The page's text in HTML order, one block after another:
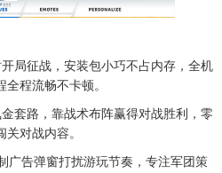
征战，安装包小巧不占内存，全机
程流畅不卡顿。
路，靠战术布阵赢得对战胜利，零
对战内容。
告弹窗打扰游玩节奏，专注军团策